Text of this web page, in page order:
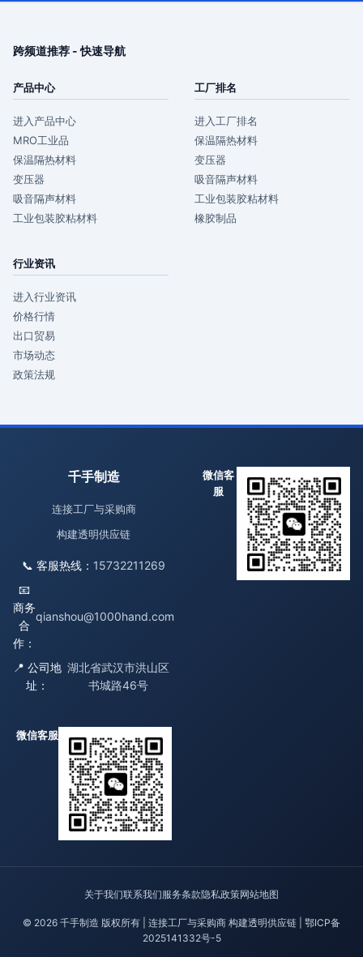
跨频道推荐 - 快速导航
产品中心
进入产品中心
MRO工业品
保温隔热材料
变压器
吸音隔声材料
工业包装胶粘材料
工厂排名
进入工厂排名
保温隔热材料
变压器
吸音隔声材料
工业包装胶粘材料
橡胶制品
行业资讯
进入行业资讯
价格行情
出口贸易
市场动态
政策法规
千手制造
连接工厂与采购商
构建透明供应链
📞 客服热线： 15732211269
📧
商务
合
作：
qianshou@1000hand.com
📍 公司地
址：
湖北省武汉市洪山区
书城路46号
微信客
服
微信客服
关于我们联系我们服务条款隐私政策网站地图
© 2026 千手制造 版权所有 | 连接工厂与采购商 构建透明供应链 | 鄂ICP备
2025141332号-5